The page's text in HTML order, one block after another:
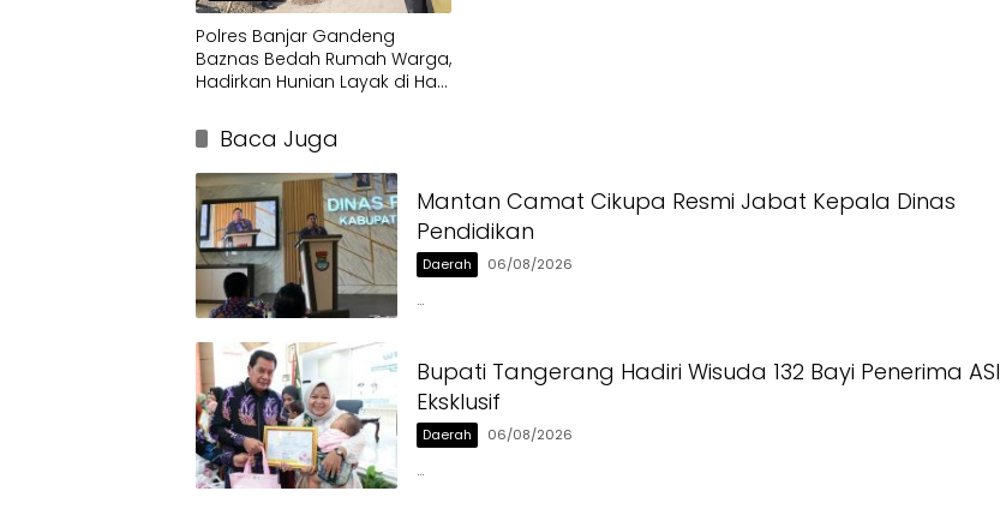
Polres Banjar Gandeng
Baznas Bedah Rumah Warga,
Hadirkan Hunian Layak di Hari
Baca Juga
Mantan Camat Cikupa Resmi Jabat Kepala Dinas
Pendidikan
Daerah 06/08/2026
…
Bupati Tangerang Hadiri Wisuda 132 Bayi Penerima ASI
Eksklusif
Daerah 06/08/2026
…